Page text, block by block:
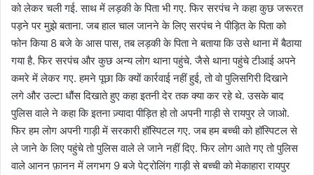
को लेकर चली गई. साथ में लड़की के पिता भी गए. फिर सरपंच ने कहा कुछ जरूरत
पड़ने पर मुझे बताना. जब हाल चाल जानने के लिए सरपंच ने पीड़ित के पिता को
फोन किया 8 बजे के आस पास, तब लड़की के पिता ने बताया कि उसे थाना में बैठाया
गया है. फिर सरपंच और कुछ अन्य लोग थाना पहुंचे. जैसे थाना पहुंचे टीआई अपने
कमरे में लेकर गए. हमने पूछा कि क्यों कार्रवाई नहीं हुई, तो वो पुलिसगिरी दिखाने
लगे और उल्टा धौंस दिखाते हुए कहा इतनी देर तक क्या कर रहे थे. उसके बाद
पुलिस वाले ने कहा कि इतना ज़्यादा पीड़ित हो तो अपनी गाड़ी से रायपुर ले जाओ.
फिर हम लोग अपनी गाड़ी में सरकारी हॉस्पिटल गए. जब हम बच्ची को हॉस्पिटल से
ले जाने के लिए पहुंचे तो पुलिस वाले ले जाने नहीं दिए. फिर लोग आते गए तो पुलिस
वाले आनन फ़ानन में लगभग 9 बजे पेट्रोलिंग गाड़ी से बच्ची को मेकाहारा रायपुर